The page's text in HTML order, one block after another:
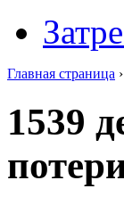
Главная страница ›
1539